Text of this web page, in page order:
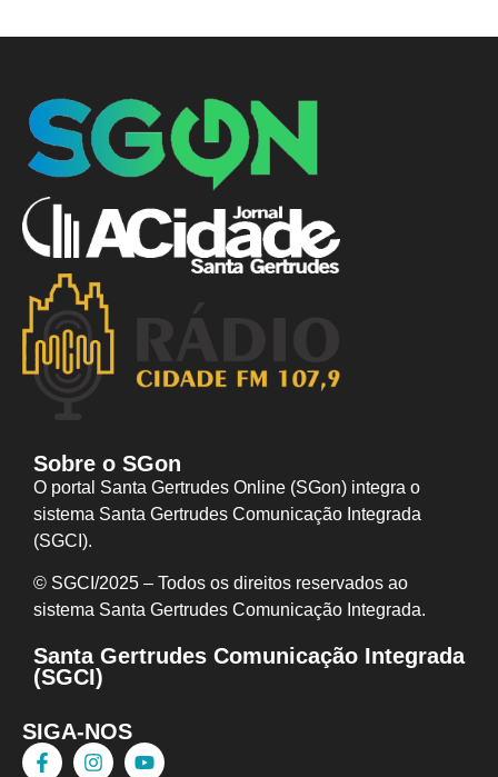
Sobre o SGon
O portal Santa Gertrudes Online (SGon) integra o
sistema Santa Gertrudes Comunicação Integrada
(SGCI).
© SGCI/2025 – Todos os direitos reservados ao
sistema Santa Gertrudes Comunicação I ntegrada.
Santa Gertrudes Comunicação Integrada
(SGCI)
SIGA-NOS